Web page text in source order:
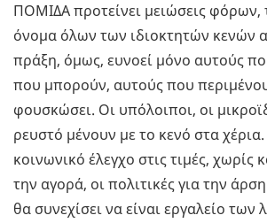
ΠΟΜΙΔΑ προτείνει μειώσεις φόρων,
όνομα όλων των ιδιοκτητών κενών
πράξη, όμως, ευνοεί μόνο αυτούς
που μπορούν, αυτούς που
φουσκώσει. Οι υπόλοιποι, οι
ρευστό μένουν με το κενό στα
κοινωνικό έλεγχο στις τιμές, χωρίς
την αγορά, οι πολιτικές για την
θα συνεχίσει να είναι εργαλείο των